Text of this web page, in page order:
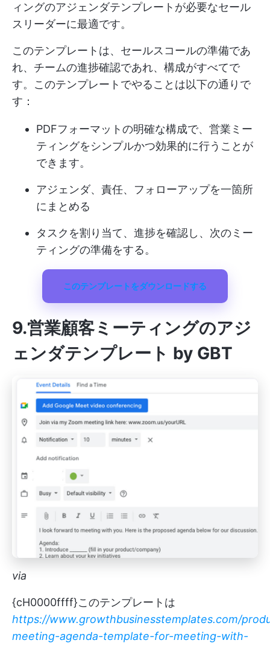
ィングのアジェンダテンプレートが必要なセール
スリーダーに最適です。
このテンプレートは、セールスコールの準備であ
れ、チームの進捗確認であれ、構成がすべてで
す。このテンプレートでやることは以下の通りで
す：
PDFフォーマットの明確な構成で、営業ミー
ティングをシンプルかつ効果的に行うことが
できます。
アジェンダ、責任、フォローアップを一箇所
にまとめる
タスクを割り当て、進捗を確認し、次のミー
ティングの準備をする。
このテンプレートをダウンロードする
9.営業顧客ミーティングのアジ
ェンダテンプレート by GBT
via
{cH0000ffff}このテンプレートは
https://www.growthbusinesstemplates.com/
meeting-agenda-template-for-meeting-with-